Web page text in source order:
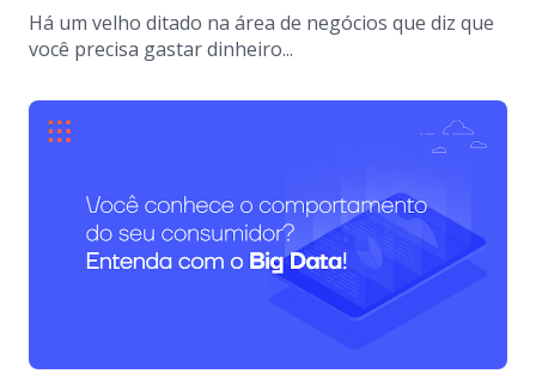
Há um velho ditado na área de negócios que diz que
você precisa gastar dinheiro...